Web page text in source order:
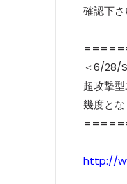
確認下さ
＜6/28/
超攻撃型
幾度と
http://